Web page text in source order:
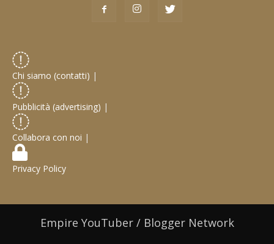
Chi siamo (contatti) |
Pubblicità (advertising) |
Collabora con noi |
Privacy Policy
Empire YouTuber / Blogger Network